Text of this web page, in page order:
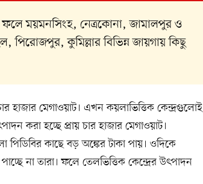
ফলে ময়মনসিংহ, নেত্রকোনা, জামালপুর ও
পিরোজপুর, কুমিল্লার বিভিন্ন জায়গায় কিছু
হাজার মেগাওয়াট। এখন কয়লাভিত্তিক কেন্দ্রগুলোই
করা হচ্ছে প্রায় চার হাজার মেগাওয়াট।
পিডিবির কাছে বড় অঙ্কের টাকা পায়। ওদিকে
না তারা। ফলে তেলভিত্তিক কেন্দ্রের উৎপাদন